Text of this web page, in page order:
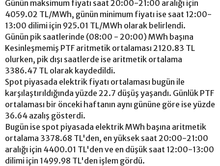
Günün maksimum fiyatı saat 20:00-21:00 aralığı için
4059.02 TL/MWh, günün minimum fiyatı ise saat 12:00-
13:00 dilimi için 925.01 TL/MWh olarak belirlendi.
Günün pik saatlerinde (08:00 - 20:00) MWh başına
Kesinleşmemiş PTF aritmetik ortalaması 2120.83 TL
olurken, pik dışı saatlerde ise aritmetik ortalama
3386.47 TL olarak kaydedildi.
Spot piyasada elektrik fiyatı ortalaması bugün ile
karşılaştırıldığında yüzde 22.7 düşüş yaşandı. Günlük PTF
ortalaması bir önceki haftanın aynı gününe göre ise yüzde
36.64 azalış gösterdi.
Bugün ise spot piyasada elektrik MWh başına aritmetik
ortalama 3378.68 TL'den, en yüksek saat 20:00-21:00
aralığı için 4400.01 TL'den ve en düşük saat 12:00-13:00
dilimi için 1499.98 TL'den işlem gördü.